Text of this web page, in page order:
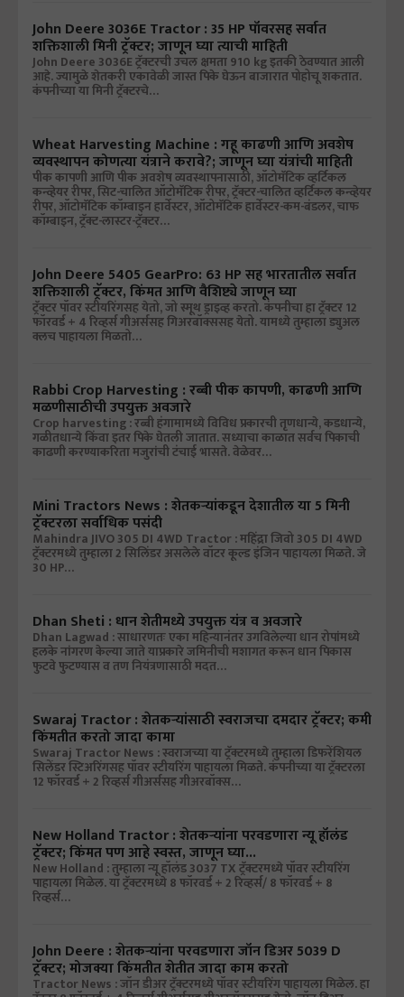
John Deere 3036E Tractor : 35 HP पॉवरसह सर्वात
शक्तिशाली मिनी ट्रॅक्टर; जाणून घ्या त्याची माहिती
John Deere 3036E ट्रॅक्टरची उचल क्षमता 910 kg इतकी ठेवण्यात आली
आहे. ज्यामुळे शेतकरी एकावेळी जास्त पिके घेऊन बाजारात पोहोचू शकतात.
कंपनीच्या या मिनी ट्रॅक्टरचे…
Wheat Harvesting Machine : गहू काढणी आणि अवशेष
व्यवस्थापन कोणत्या यंत्राने करावे?; जाणून घ्या यंत्रांची माहिती
पीक कापणी आणि पीक अवशेष व्यवस्थापनासाठी, ऑटोमॅटिक व्हर्टिकल
कन्व्हेयर रीपर, सिट-चालित ऑटोमॅटिक रीपर, ट्रॅक्टर-चालित व्हर्टिकल कन्व्हेयर
रीपर, ऑटोमॅटिक कॉम्बाइन हार्वेस्टर, ऑटोमॅटिक हार्वेस्टर-कम-बंडलर, चाफ
कॉम्बाइन, ट्रॅक्ट-लास्टर-ट्रॅक्टर…
John Deere 5405 GearPro: 63 HP सह भारतातील सर्वात
शक्तिशाली ट्रॅक्टर, किंमत आणि वैशिष्ट्ये जाणून घ्या
ट्रॅक्टर पॉवर स्टीयरिंगसह येतो, जो स्मूथ ड्राइव्ह करतो. कंपनीचा हा ट्रॅक्टर 12
फॉरवर्ड + 4 रिव्हर्स गीअर्ससह गिअरबॉक्ससह येतो. यामध्ये तुम्हाला ड्युअल
क्लच पाहायला मिळतो…
Rabbi Crop Harvesting : रब्बी पीक कापणी, काढणी आणि
मळणीसाठीची उपयुक्त अवजारे
Crop harvesting : रब्बी हंगामामध्ये विविध प्रकारची तृणधान्ये, कडधान्ये,
गळीतधान्ये किंवा इतर पिके घेतली जातात. सध्याचा काळात सर्वच पिकाची
काढणी करण्याकरिता मजुरांची टंचाई भासते. वेळेवर…
Mini Tractors News : शेतकऱ्यांकडून देशातील या 5 मिनी
ट्रॅक्टरला सर्वाधिक पसंदी
Mahindra JIVO 305 DI 4WD Tractor : महिंद्रा जिवो 305 DI 4WD
ट्रॅक्टरमध्ये तुम्हाला 2 सिलिंडर असलेले वॉटर कूल्ड इंजिन पाहायला मिळते. जे
30 HP…
Dhan Sheti : धान शेतीमध्ये उपयुक्त यंत्र व अवजारे
Dhan Lagwad : साधारणतः एका महिन्यानंतर उगविलेल्या धान रोपांमध्ये
हलके नांगरण केल्या जाते याप्रकारे जमिनीची मशागत करून धान पिकास
फुटवे फुटण्यास व तण नियंत्रणासाठी मदत…
Swaraj Tractor : शेतकऱ्यांसाठी स्वराजचा दमदार ट्रॅक्टर; कमी
किंमतीत करतो जादा कामा
Swaraj Tractor News : स्वराजच्या या ट्रॅक्टरमध्ये तुम्हाला डिफरेंशियल
सिलेंडर स्टिअरिंगसह पॉवर स्टीयरिंग पाहायला मिळते. कंपनीच्या या ट्रॅक्टरला
12 फॉरवर्ड + 2 रिव्हर्स गीअर्ससह गीअरबॉक्स…
New Holland Tractor : शेतकऱ्यांना परवडणारा न्यू हॉलंड
ट्रॅक्टर; किंमत पण आहे स्वस्त, जाणून घ्या...
New Holland : तुम्हाला न्यू हॉलंड 3037 TX ट्रॅक्टरमध्ये पॉवर स्टीयरिंग
पाहायला मिळेल. या ट्रॅक्टरमध्ये 8 फॉरवर्ड + 2 रिव्हर्स/ 8 फॉरवर्ड + 8
रिव्हर्स…
John Deere : शेतकऱ्यांना परवडणारा जॉन डिअर 5039 D
ट्रॅक्टर; मोजक्या किंमतीत शेतीत जादा काम करतो
Tractor News : जॉन डीअर ट्रॅक्टरमध्ये पॉवर स्टीयरिंग पाहायला मिळेल. हा